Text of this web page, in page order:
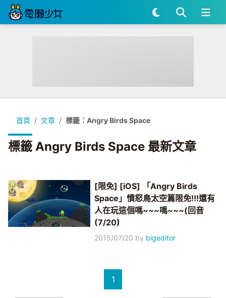
首頁 文章 標籤：Angry Birds Space
標籤 Angry Birds Space 最新文章
[限免] [iOS] 「Angry Birds
Space」憤怒鳥太空篇限免!!!還有
人在玩這個嗎~~~嗎~~~(回音
(7/20)
2015/07/20 by bigeditor
1